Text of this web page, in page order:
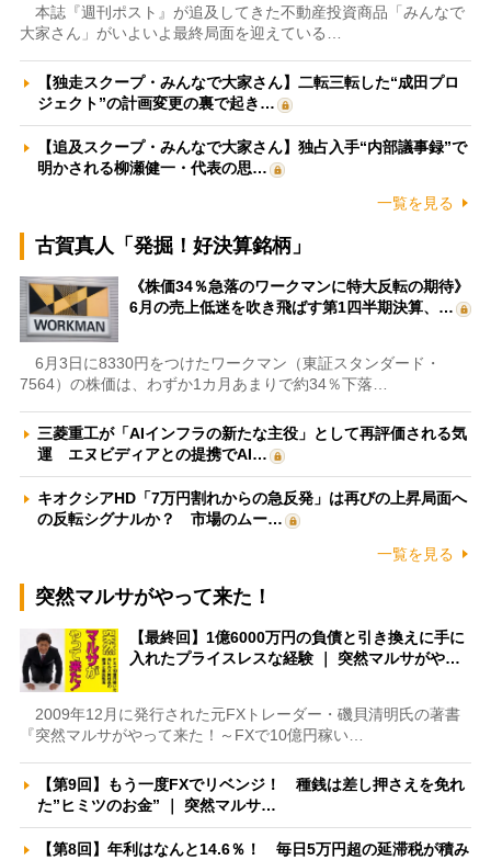
本誌『週刊ポスト』が追及してきた不動産投資商品「みんなで
大家さん」がいよいよ最終局面を迎えている…
【独走スクープ・みんなで大家さん】二転三転した“成田プロ
ジェクト”の計画変更の裏で起き…
【追及スクープ・みんなで大家さん】独占入手“内部議事録”で
明かされる柳瀬健一・代表の思…
一覧を見る
古賀真人「発掘！好決算銘柄」
《株価34％急落のワークマンに特大反転の期待》
6月の売上低迷を吹き飛ばす第1四半期決算、…
6月3日に8330円をつけたワークマン（東証スタンダード・
7564）の株価は、わずか1カ月あまりで約34％下落…
三菱重工が「AIインフラの新たな主役」として再評価される気
運 エヌビディアとの提携でAI…
キオクシアHD「7万円割れからの急反発」は再びの上昇局面へ
の反転シグナルか？ 市場のムー…
一覧を見る
突然マルサがやって来た！
【最終回】1億6000万円の負債と引き換えに手に
入れたプライスレスな経験 ｜ 突然マルサがや…
2009年12月に発行された元FXトレーダー・磯貝清明氏の著書
『突然マルサがやって来た！～FXで10億円稼い…
【第9回】もう一度FXでリベンジ！ 種銭は差し押さえを免れ
た”ヒミツのお金” ｜ 突然マルサ…
【第8回】年利はなんと14.6％！ 毎日5万円超の延滞税が積み